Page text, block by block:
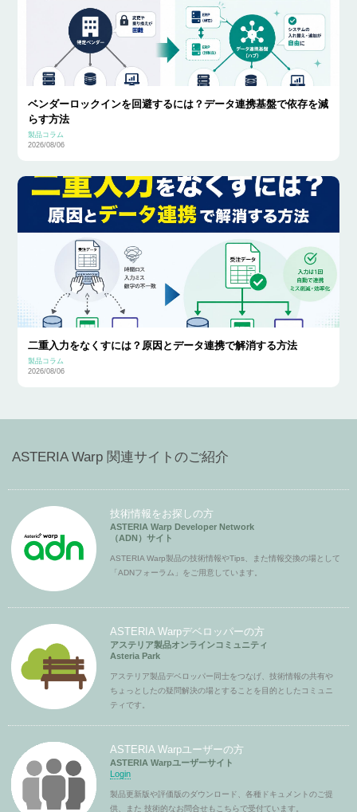
ベンダーロックインを回避するには？データ連携基盤で依存を減
らす方法
製品コラム
2026/08/06
二重入力をなくすには？原因とデータ連携で解消する方法
製品コラム
2026/08/06
ASTERIA Warp 関連サイトのご紹介
技術情報をお探しの方
ASTERIA Warp Developer Network
（ADN）サイト
ASTERIA Warp製品の技術情報やTips、また情報交換の場として
「ADNフォーラム」をご用意しています。
ASTERIA Warpデベロッパーの方
アステリア製品オンラインコミュニティ
Asteria Park
アステリア製品デベロッパー同士をつなげ、技術情報の共有や
ちょっとしたの疑問解決の場とすることを目的としたコミュニ
ティです。
ASTERIA Warpユーザーの方
ASTERIA Warpユーザーサイト
Login
製品更新版や評価版のダウンロード、各種ドキュメントのご提
供、また 技術的なお問合せもこちらで受付ています。